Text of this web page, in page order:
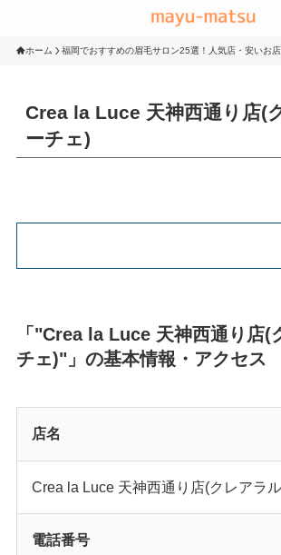
ホーム 福岡でおすすめの眉毛サロン25選！人気店・安いお
Crea la Luce 天神西通り店(
ーチェ)
「"Crea la Luce 天神西通り店(
チェ)"」の基本情報・アクセス
店名
Crea la Luce 天神西通り店(クレアラ
電話番号